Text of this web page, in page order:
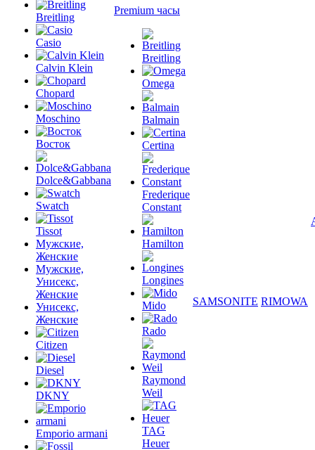
Breitling
Casio
Calvin Klein
Chopard
Moschino
Восток
Dolce&Gabbana
Swatch
Tissot
Мужские,
Женские
Мужские,
Унисекс,
Женские
Унисекс,
Женские
Citizen
Diesel
DKNY
Emporio armani
Premium часы
Breitling
Omega
Balmain
Certina
Frederique
Constant
Hamilton
Longines
Mido
Rado
Raymond
Weil
TAG
Heuer
SAMSONITE RIMOWA